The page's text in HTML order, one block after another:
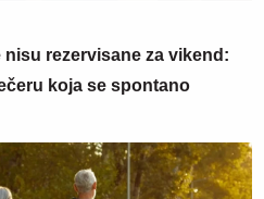
rezervisane za vikend:
koja se spontano